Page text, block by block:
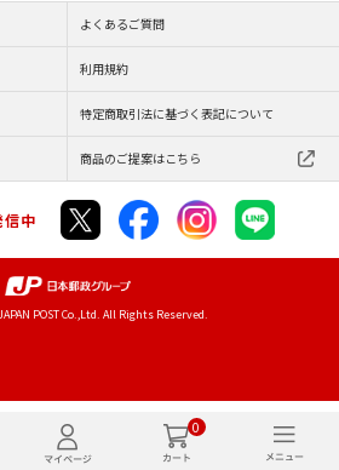
0
よくあるご質問
利用規約
特定商取引法に基づく表記について
商品のご提案はこちら
中
POST Co.,Ltd. All Rights Reserved.